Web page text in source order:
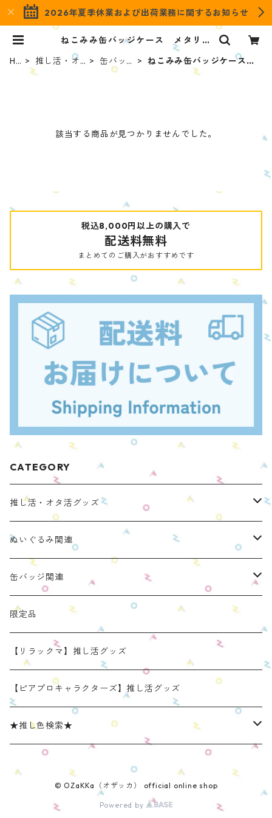
2026年夏季休業および出荷業務に関するお知らせ
ねこみみ缶バッジケース メタリッ
クカラー | OZaKKa（オザッカ） o
fficial online shop
H
推し活・オ
タ活グッズ
缶バッ
ジケー
ねこみみ缶バッジケース
メタリックカラー
該当する商品が見つかりませんでした。
税込8,000円以上の購入で
配送料無料
まとめてのご購入がおすすめです
CATEGORY
推し活・オタ活グッズ
ぬいのおくるみ ぬいくるみん
リラックマモデル（全１種）
OZaKKaオリジナルモデル
手と手がつながる つなぐるみん
どうぶつシリーズ(第1弾)
たべものシリーズ(第2弾)
きらきらぬいぐるみポーチ
【限定】星
スタンダード (本体の高さ：約16cm）
リラックマモデル きらきらぬいぐるみポーチ
推し活コースターケース
ラウンド（丸型 2025年11月リニューアルモデル）
スクエア（四角型 2025年11月発売モデル）
缶バッジケース
ねこみみ缶バッジケース スタンダードカラー
ねこみみ缶バッジケース パールカラー
ねこみみ缶バッジケース メタリックカラー
推しごとショルダーパッド
【新モデル】推しごとショルダーパッド
リラックマモデル 推しごと現場トート
ぬいぐるみ関連
ぬいのおくるみ ぬいくるみん
身長：約16cm【BIG】
身長：約12㎝
手と手がつながる つなぐるみん
きらきらぬいぐるみポーチ
スタンダード (本体の高さ：約16cm）
ミニ (本体の高さ：約12cm）
【限定】星モデル
リラックマ ぬい活アイテム
缶バッジ関連
ねこみみ缶バッジケース
くまみみ缶バッジケース
うさみみ缶バッジケース
リラックマ 缶バッジケース
限定品
【リラックマ】推し活グッズ
【ピアプロキャラクターズ】推し活グッズ
★推し色検索★
© OZaKKa（オザッカ） official online shop
Powered by